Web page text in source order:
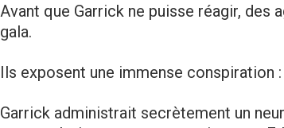
Avant que Garrick ne puisse réagir, des
gala.
Ils exposent une immense conspiration :
Garrick administrait secrètement un